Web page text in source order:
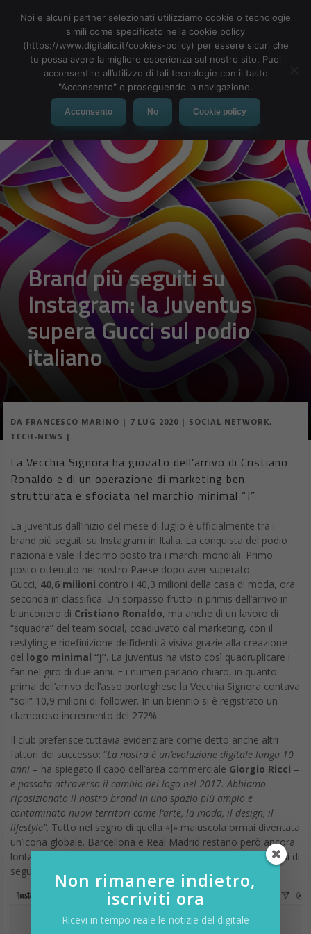
MENU
Brand più seguiti su
Instagram: la Juventus
supera Gucci sul podio
italiano
DA FRANCESCO MARINO | 7 LUG 2020 | SOCIAL NETWORK,
TECH-NEWS |
La Vecchia Signora ha giovato dell’arrivo di Cristiano
Ronaldo e di un operazione di marketing ben
strutturata e sfociata nel marchio minimal “J”
La Juventus dall’inizio del mese di luglio è ufficialmente tra i
brand più seguiti su Instagram in Italia. La conquista del podio
nazionale vale il decimo posto tra i marchi mondiali. Primo
posto ottenuto nel nostro Paese dopo aver superato
Gucci, 40,6 milioni contro i 40,3 milioni della casa di moda, ora
seconda in classifica. Un sorpasso frutto in primis dell’arrivo in
bianconero di Cristiano Ronaldo, ma anche di un lavoro di
“squadra” del team social, coadiuvato dal marketing, con il
restyling e ridefinizione dell’identità visiva grazie alla creazione
del logo minimal “J”. La Juventus ha visto così quadruplicare i
fan nel giro di due anni. E i numeri parlano chiaro, in quanto
prima dell’arrivo dell’asso portoghese la Vecchia Signora contava
“soli” 10,9 milioni di follower. In un biennio si è registrato un
clamoroso incremento del 272%.
Il club preferisce tuttavia evidenziare come detto anche altri
fattori del successo: “La nostra è un’evoluzione digitale lunga 10
anni – ha spiegato il capo dell’area commerciale Giorgio Ricci –
e passata attraverso il cambio del logo nel 2017. Abbiamo
riposizionato il nostro brand in uno spazio più ampio e
contaminato nuovi territori come l’arte, la moda, il design, il
lifestyle”. Tutto nel segno di quella «J» maiuscola ormai diventata
un’icona globale. Barcellona e Real Madrid restano però ancora
lontane, con la bellezza, rispettivamente, di 87,2 e 88,7 milioni di
seguaci.
Non rimanere indietro,
iscriviti ora
Ricevi in tempo reale le notizie del digitale
Noi e alcuni partner selezionati utilizziamo cookie o tecnologie
simili come specificato nella cookie policy
(https://www.digitalic.it/cookies-policy) per essere sicuri che
tu possa avere la migliore esperienza sul nostro sito. Puoi
acconsentire all’utilizzo di tali tecnologie con il tasto
"Acconsento" o proseguendo la navigazione.
Acconsento No Cookie policy